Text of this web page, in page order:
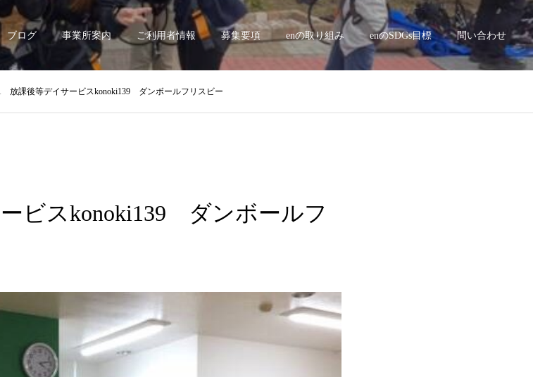
ブログ 事業所案内 ご利用者情報 募集要項 enの取り組み enのSDGs目標 問い合わせ
放課後等デイサービスkonoki139 ダンボールフリスビー
ビスkonoki139 ダンボールフ